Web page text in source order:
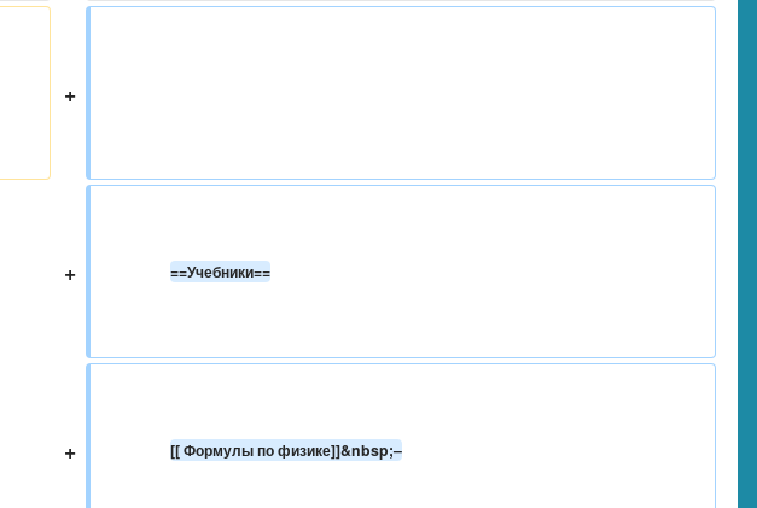
+
+ ==Учебники==
+ [[ Формулы по физике]]&nbsp;–